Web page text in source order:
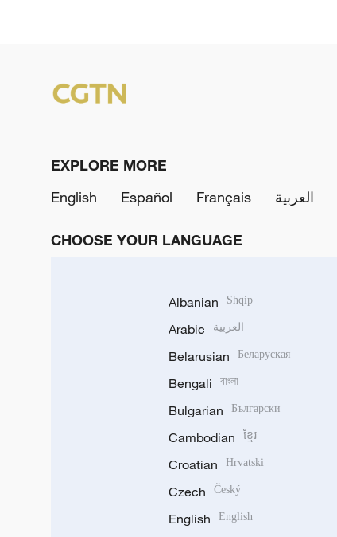
EXPLORE MORE
English
Español Français العربية
CHOOSE YOUR LANGUAGE
Albanian Shqip
Arabic العربية
Belarusian Беларуская
Bengali বাংলা
Bulgarian Български
Cambodian ខ្មែរ
Croatian Hrvatski
Czech Český
English English